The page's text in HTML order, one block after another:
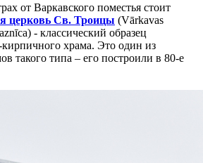
от Варкавского поместья стоит
церковь Св. Троицы (Vārkavas
- классический образец
кирпичного храма. Это один из
такого типа – его построили в 80-е